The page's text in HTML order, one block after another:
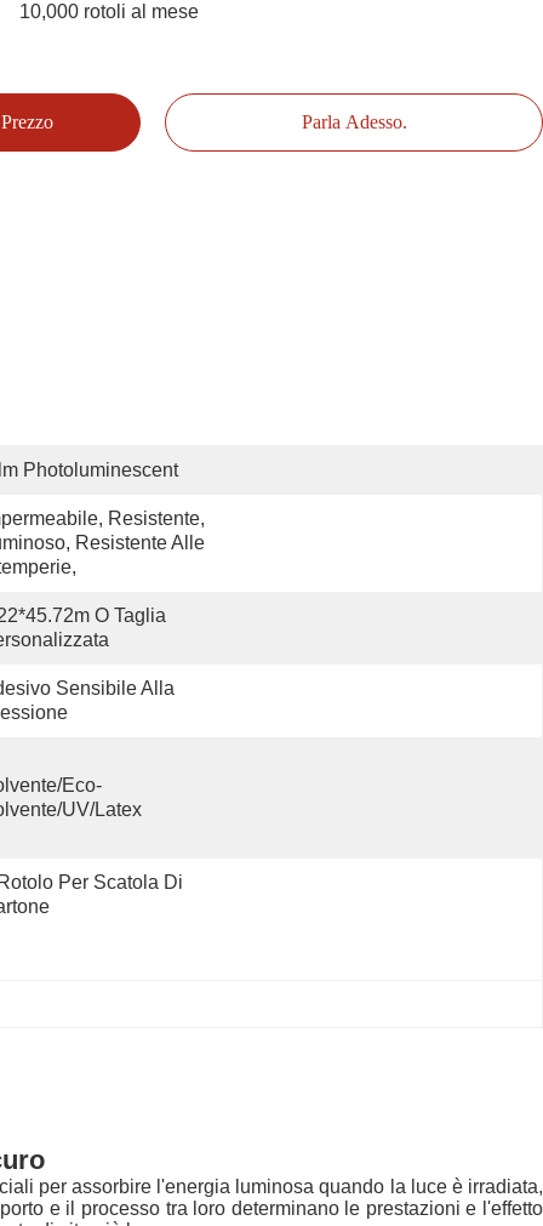
10,000 rotoli al mese
Parla Adesso.
Photoluminescent
Resistente,
Resistente Alle
O Taglia
Sensibile Alla
Eco-
UV/Latex
Per Scatola Di
per assorbire l'energia luminosa quando la luce è irradiata,
e il processo tra loro determinano le prestazioni e l'effetto